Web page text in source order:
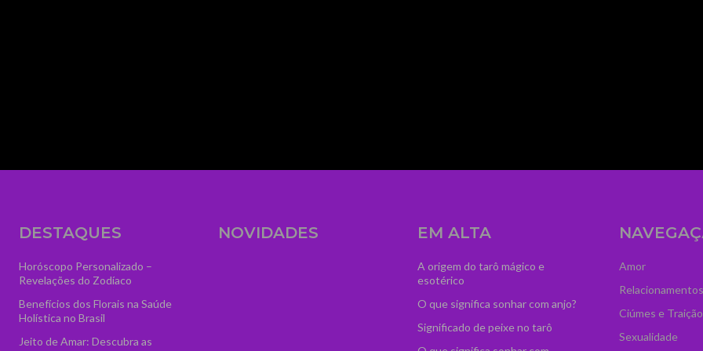
DESTAQUES
Horóscopo Personalizado –
Revelações do Zodíaco
Benefícios dos Florais na Saúde
Holística no Brasil
Jeito de Amar: Descubra as
NOVIDADES EM ALTA
A origem do tarô mágico e
esotérico
O que significa sonhar com anjo?
Significado de peixe no tarô
Amor
Relacionamentos
Ciúmes e Traição
Sexualidade